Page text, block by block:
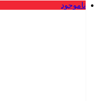
ناموجود